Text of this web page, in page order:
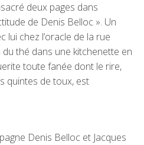
deux pages dans
de Denis Belloc ». Un
lui chez l’oracle de la rue
thé dans une kitchenette en
toute fanée dont le rire,
quintes de toux, est
Denis Belloc et Jacques